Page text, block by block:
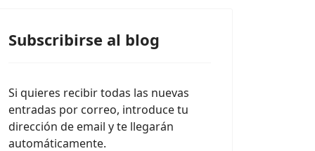
Subscribirse al blog
Si quieres recibir todas las nuevas
entradas por correo, introduce tu
dirección de email y te llegarán
automáticamente.